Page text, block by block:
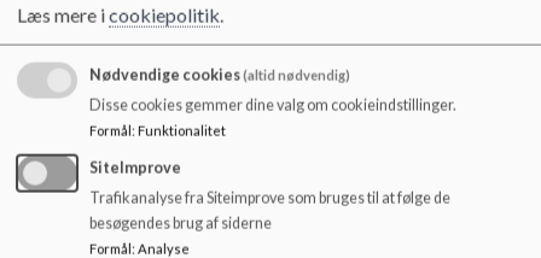
i
Dokumenter
Lokaleoversigt
Kerteminde Byskole
Læs mere icookiepolitik.
Nødvendige cookies(altid nødvendig)
Disse cookies gemmer dine valg om cookieindstillinger.
Formål: Funktionalitet
SiteImprove
Trafikanalyse fra Siteimprove som bruges til at følge de
besøgendes brug af siderne
Formål: Analyse